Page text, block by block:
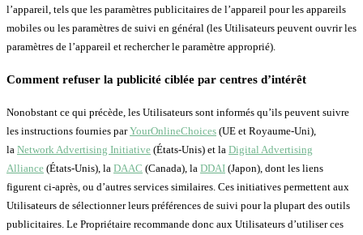
l’appareil, tels que les paramètres publicitaires de l’appareil pour les appareils
mobiles ou les paramètres de suivi en général (les Utilisateurs peuvent ouvrir les
paramètres de l’appareil et rechercher le paramètre approprié).
Comment refuser la publicité ciblée par centres d’intérêt
Nonobstant ce qui précède, les Utilisateurs sont informés qu’ils peuvent suivre
les instructions fournies parYourOnlineChoices (UE et Royaume-Uni),
la Network Advertising Initiative (États-Unis) et la Digital Advertising
Alliance (États-Unis), la DAAC (Canada), la DDAI (Japon), dont les liens
figurent ci-après, ou d’autres services similaires. Ces initiatives permettent aux
Utilisateurs de sélectionner leurs préférences de suivi pour la plupart des outils
publicitaires. Le Propriétaire recommande donc aux Utilisateurs d’utiliser ces